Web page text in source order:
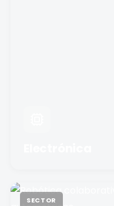
SECTOR